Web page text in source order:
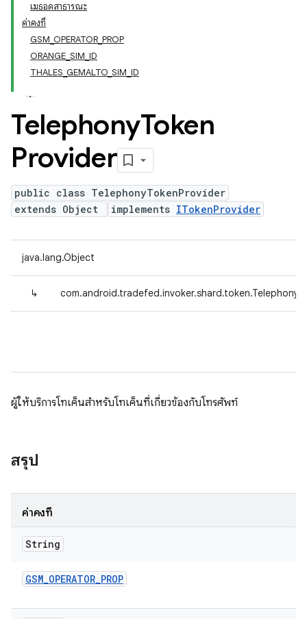
เมธอดสาธารณะ
ค่าคงที่
GSM_OPERATOR_PROP
ORANGE_SIM_ID
THALES_GEMALTO_SIM_ID
TelephonyToken
Provider
public class TelephonyTokenProvider
extends Object
implements ITokenProvider
java.lang.Object
↳
ผู้ให้บริการโทเค็นสำหรับโทเค็นที่เกี่ยวข้องกับโทรศัพท์
สรุป
ค่าคงที่
String
GSM_OPERATOR_PROP